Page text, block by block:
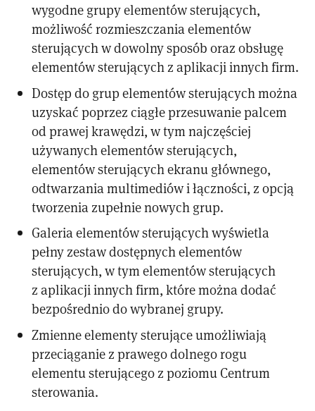
wygodne grupy elementów sterujących,
możliwość rozmieszczania elementów
sterujących w dowolny sposób oraz obsługę
elementów sterujących z aplikacji innych firm.
Dostęp do grup elementów sterujących można
uzyskać poprzez ciągłe przesuwanie palcem
od prawej krawędzi, w tym najczęściej
używanych elementów sterujących,
elementów sterujących ekranu głównego,
odtwarzania multimediów i łączności, z opcją
tworzenia zupełnie nowych grup.
Galeria elementów sterujących wyświetla
pełny zestaw dostępnych elementów
sterujących, w tym elementów sterujących
z aplikacji innych firm, które można dodać
bezpośrednio do wybranej grupy.
Zmienne elementy sterujące umożliwiają
przeciąganie z prawego dolnego rogu
elementu sterującego z poziomu Centrum
sterowania.